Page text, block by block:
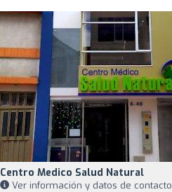
Centro Medico Salud Natural
Ver información y datos de contacto